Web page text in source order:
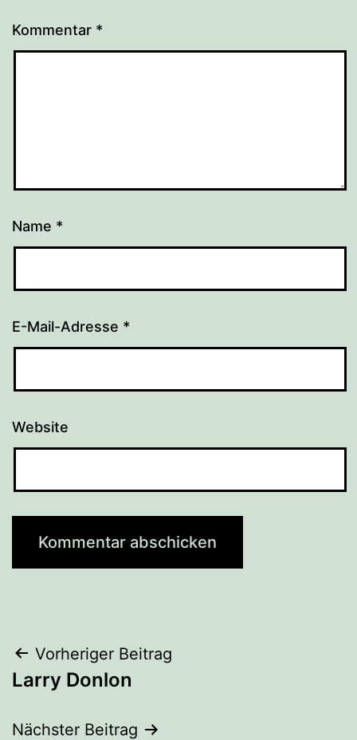
Kommentar *
Name *
E-Mail-Adresse *
Website
Beitragsnavigation
Vorheriger Beitrag
Larry Donlon
Nächster Beitrag